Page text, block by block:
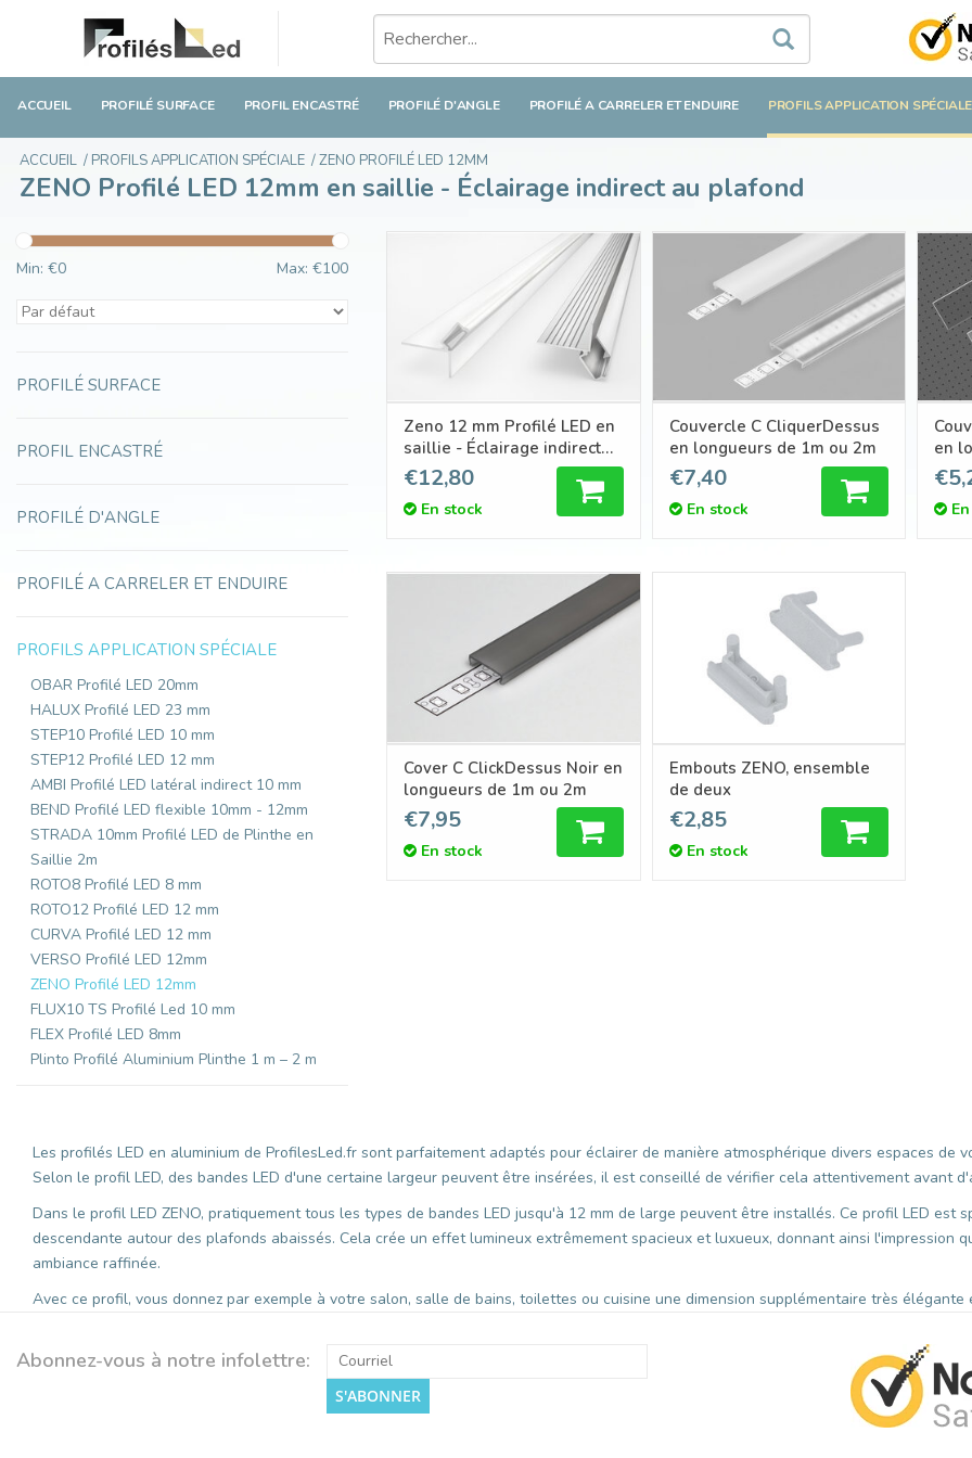
ACCUEIL PROFILÉ SURFACE PROFIL ENCASTRÉ PROFILÉ D'ANGLE PROFILÉ A CARRELER ET ENDUIRE PROFILS APPLICATION SPÉCIALE
ACCUEIL / PROFILS APPLICATION SPÉCIALE /ZENO PROFILÉ LED 12MM
ZENO Profilé LED 12mm en saillie - Éclairage indirect au plafond
Min: €0 Max: €100
PROFILÉ SURFACE
PROFIL ENCASTRÉ
PROFILÉ D'ANGLE
PROFILÉ A CARRELER ET ENDUIRE
PROFILS APPLICATION SPÉCIALE
OBAR Profilé LED 20mm
HALUX Profilé LED 23 mm
STEP10 Profilé LED 10 mm
STEP12 Profilé LED 12 mm
AMBI Profilé LED latéral indirect 10 mm
BEND Profilé LED flexible 10mm - 12mm
STRADA 10mm Profilé LED de Plinthe en
Saillie 2m
ROTO8 Profilé LED 8 mm
ROTO12 Profilé LED 12 mm
CURVA Profilé LED 12 mm
VERSO Profilé LED 12mm
ZENO Profilé LED 12mm
FLUX10 TS Profilé Led 10 mm
FLEX Profilé LED 8mm
Plinto Profilé Aluminium Plinthe 1 m – 2 m
Zeno 12 mm Profilé LED en
saillie - Éclairage indirect
du plafond
€12,80
En stock
Couvercle C CliquerDessus
en longueurs de 1m ou 2m
€7,40
En stock
en
Cover C ClickDessus Noir en
longueurs de 1m ou 2m
€7,95
En stock
Embouts ZENO, ensemble
de deux
€2,85
En stock
Les profilés LED en aluminium de ProfilesLed.fr sont parfaitement adaptés pour éclairer de manière atmosphérique divers espaces de
Selon le profil LED, des bandes LED d'une certaine largeur peuvent être insérées, il est conseillé de vérifier cela attentivement avant
Dans le profil LED ZENO, pratiquement tous les types de bandes LED jusqu'à 12 mm de large peuvent être installés. Ce profil LED est
descendante autour des plafonds abaissés. Cela crée un effet lumineux extrêmement spacieux et luxueux, donnant ainsi l'impression
ambiance raffinée.
Avec ce profil, vous donnez par exemple à votre salon, salle de bains, toilettes ou cuisine une dimension supplémentaire très
Abonnez-vous à notre infolettre:
S'ABONNER